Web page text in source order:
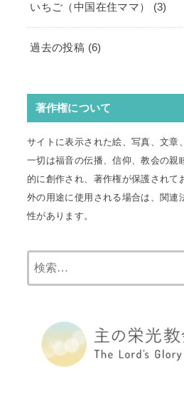
いちご（中国在住ママ） (3)
過去の投稿 (6)
著作権について
サイトに表示された絵、写真、文章
一切は福音の伝播、信仰、教会の親
的に創作され、著作権が保護されて
外の用途に使用される場合は、関連
性があります。